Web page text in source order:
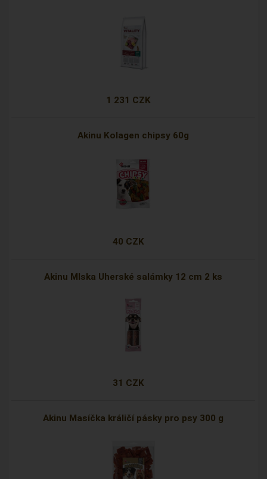
1 231 CZK
Akinu Kolagen chipsy 60g
40 CZK
Akinu Mlska Uherské salámky 12 cm 2 ks
31 CZK
Akinu Masíčka králičí pásky pro psy 300 g